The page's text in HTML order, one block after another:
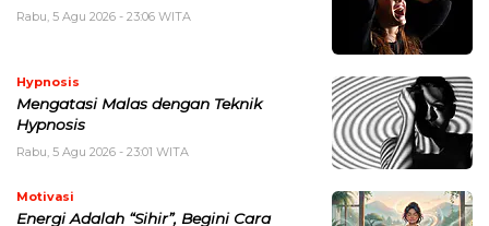
Rabu, 5 Agu 2026 - 23:06 WITA
Hypnosis
Mengatasi Malas dengan Teknik
Hypnosis
Rabu, 5 Agu 2026 - 23:01 WITA
Motivasi
Energi Adalah “Sihir”, Begini Cara